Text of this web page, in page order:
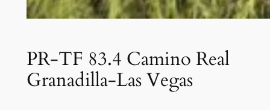
PR-TF 83.4 Camino Real
Granadilla-Las Vegas